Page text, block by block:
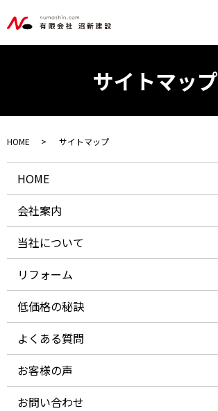
サイトマップ
HOME サイトマップ
HOME
会社案内
当社について
リフォーム
低価格の秘訣
よくある質問
お客様の声
お問い合わせ